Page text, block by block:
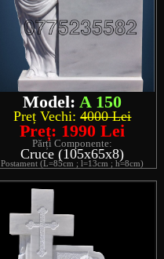
Model: A 150
Preț Vechi:4000 Lei
Preț: 1990 Lei
Părți Componente:
Cruce (105x65x8)
Postament (L=85cm ; l=13cm ; h=8cm)